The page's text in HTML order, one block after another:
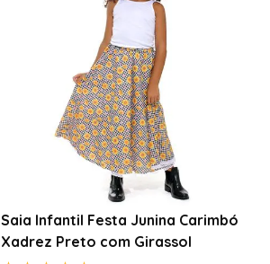
Saia Infantil Festa Junina Carimbó
Xadrez Preto com Girassol